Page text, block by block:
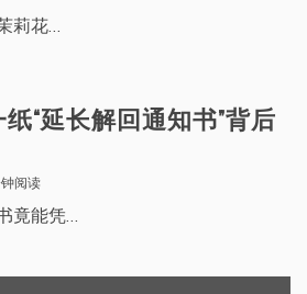
莉花…
“延长解回通知书”背后
阅读
竟能凭…